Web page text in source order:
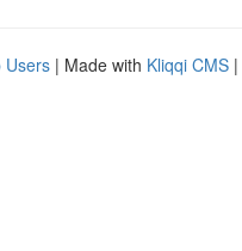
Users | Made with Kliqqi CMS |